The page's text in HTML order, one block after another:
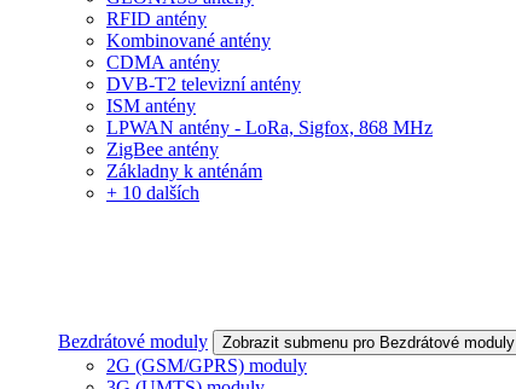
RFID antény
Kombinované antény
CDMA antény
DVB-T2 televizní antény
ISM antény
LPWAN antény - LoRa, Sigfox, 868 MHz
ZigBee antény
Základny k anténám
+ 10 dalších
Bezdrátové moduly Zobrazit submenu pro Bezdrátové moduly
2G (GSM/GPRS) moduly